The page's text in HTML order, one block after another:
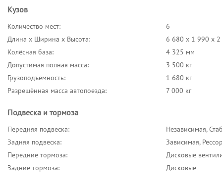
Кузов
Количество мест:
6
Длина x Ширина x Высота:
6 680 x 1 990 x
Колёсная база:
4 325 мм
Допустимая полная масса:
3 500 кг
Грузоподъёмность:
1 680 кг
Разрешённая масса автопоезда:
7 000 кг
Подвеска и тормоза
Передняя подвеска:
Независимая,
Задняя подвеска:
Зависимая,
Передние тормоза:
Дисковые
Задние тормоза:
Дисковые